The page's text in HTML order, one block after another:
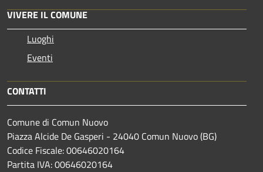
VIVERE IL COMUNE
Luoghi
Eventi
CONTATTI
Comune di Comun Nuovo
Piazza Alcide De Gasperi - 24040 Comun Nuovo (BG)
Codice Fiscale: 00646020164
Partita IVA: 00646020164